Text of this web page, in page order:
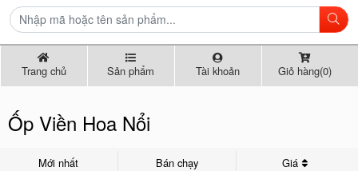
Trang chủ Sản phẩm Tài khoản Giỏ hàng(0)
Ốp Viền Hoa Nổi
Mới nhất Bán chạy Giá